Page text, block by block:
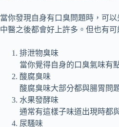
當你發現自身有口臭問題時，可
中醫之後都會好上許多。但也有
排泄物臭味
當你覺得自身的口臭氣味有
酸腐臭味
酸腐臭味大部分都與腸胃問
水果發酵味
通常有這樣子味道出現時都
尿騷味